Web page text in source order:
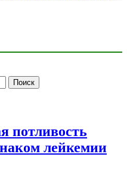
потливость
лейкемии